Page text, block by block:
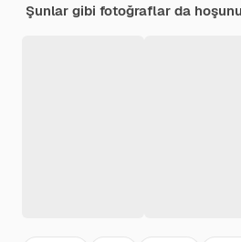
Şunlar gibi fotoğraflar da